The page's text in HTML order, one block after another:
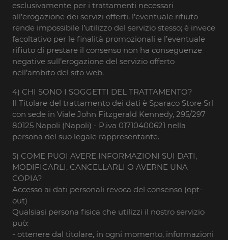
esclusivamente per i trattamenti necessari
all’erogazione dei servizi offerti, l’eventuale rifiuto
rende impossibile l’utilizzo del servizio stesso; è invece
facoltativo per le finalità promozionali e l’eventuale
rifiuto di prestare il consenso non ha conseguenze
negative sull’erogazione del servizio offerto
nell’ambito del sito web.
4) CHI SONO I SOGGETTI DEL TRATTAMENTO?
Il Titolare del trattamento dei dati è Sparaco Store Srl
con sede in Viale John Fitzgerald Kennedy, 295/297
80125 Napoli (Napoli) - P.iva 01710400621 nella
persona del suo legale rappresentante.
5) COME PUOI AVERE INFORMAZIONI SUI DATI,
MODIFICARLI, CANCELLARLI O AVERNE UNA
COPIA?
Accesso ai dati personali revoca del consenso (opt-
out)
Qualsiasi persona fisica che utilizzi il nostro servizio
può:
- ottenere dal titolare, in ogni momento, informazioni